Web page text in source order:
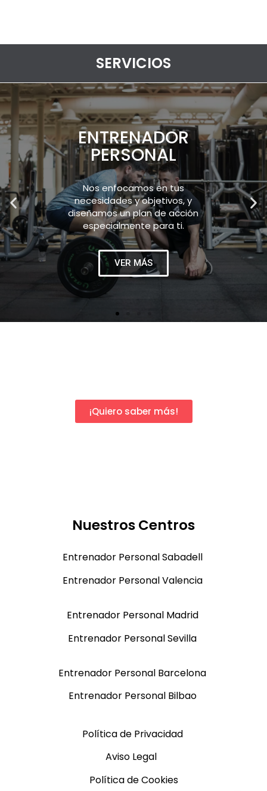
SERVICIOS
¡Quiero saber más!
Nuestros Centros
Entrenador Personal Sabadell
Entrenador Personal Valencia
Entrenador Personal Madrid
Entrenador Personal Sevilla
Entrenador Personal Barcelona
Entrenador Personal Bilbao
Política de Privacidad
Aviso Legal
Política de Cookies